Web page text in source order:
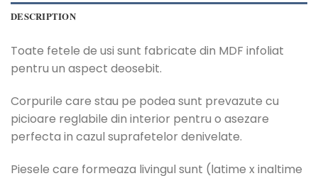
DESCRIPTION
Toate fetele de usi sunt fabricate din MDF infoliat
pentru un aspect deosebit.
Corpurile care stau pe podea sunt prevazute cu
picioare reglabile din interior pentru o asezare
perfecta in cazul suprafetelor denivelate.
Piesele care formeaza livingul sunt (latime x inaltime